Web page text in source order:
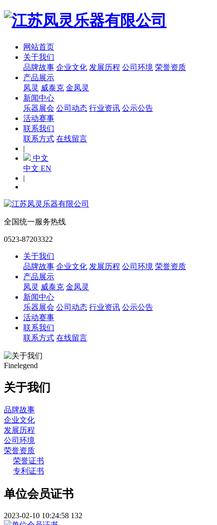
网站首页
关于我们
品牌故事 企业文化 发展历程 公司环境 荣誉资质
产品展示
凤灵 威泰克 金凤灵
新闻中心
乐器展会 公司动态 行业资讯 公示公告
活动赛事
联系我们
联系方式 在线留言
|
中文
中文 EN
|
全国统一服务热线
0523-87203322
关于我们
品牌故事 企业文化 发展历程 公司环境 荣誉资质
产品展示
凤灵 威泰克 金凤灵
新闻中心
乐器展会 公司动态 行业资讯 公示公告
活动赛事
联系我们
联系方式 在线留言
Finelegend
关于我们
品牌故事
企业文化
发展历程
公司环境
荣誉资质
荣誉证书
专利证书
单位会员证书
2023-02-10 10:24:58 132